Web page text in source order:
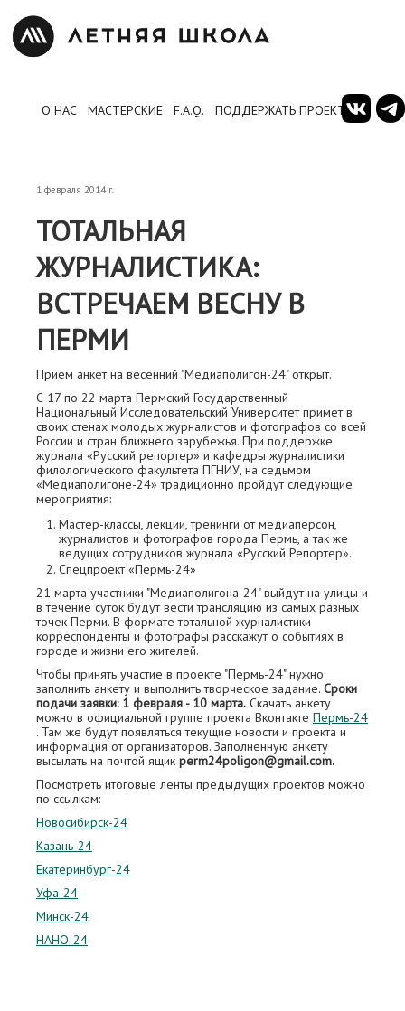
О НАС МАСТЕРСКИЕ F.A.Q. ПОДДЕРЖАТЬ ПРОЕКТ
1 февраля 2014 г.
ТОТАЛЬНАЯ
ЖУРНАЛИСТИКА:
ВСТРЕЧАЕМ ВЕСНУ В
ПЕРМИ
Прием анкет на весенний "Медиаполигон-24" открыт.
С 17 по 22 марта Пермский Государственный
Национальный Исследовательский Университет примет в
своих стенах молодых журналистов и фотографов со всей
России и стран ближнего зарубежья. При поддержке
журнала «Русский репортер» и кафедры журналистики
филологического факультета ПГНИУ, на седьмом
«Медиаполигоне-24» традиционно пройдут следующие
мероприятия:
Мастер-классы, лекции, тренинги от медиаперсон,
журналистов и фотографов города Пермь, а так же
ведущих сотрудников журнала «Русский Репортер».
Спецпроект «Пермь-24»
21 марта участники "Медиаполигона-24" выйдут на улицы и
в течение суток будут вести трансляцию из самых разных
точек Перми. В формате тотальной журналистики
корреспонденты и фотографы расскажут о событиях в
городе и жизни его жителей.
Чтобы принять участие в проекте "Пермь-24" нужно
заполнить анкету и выполнить творческое задание. Сроки
подачи заявки: 1 февраля - 10 марта. Скачать анкету
можно в официальной группе проекта Вконтакте Пермь-24
. Там же будут появляться текущие новости и проекта и
информация от организаторов. Заполненную анкету
высылать на почтой ящик perm24poligon@gmail.com.
Посмотреть итоговые ленты предыдущих проектов можно
по ссылкам:
Новосибирск-24
Казань-24
Екатеринбург-24
Уфа-24
Минск-24
НАНО-24